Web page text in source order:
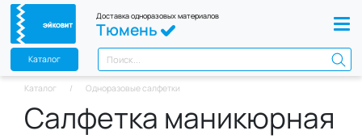
Доставка одноразовых материалов
Тюмень
Каталог
Каталог Одноразовые салфетки
Салфетка маникюрная